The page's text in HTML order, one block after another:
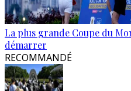
La plus grande Coupe du
démarrer
RECOMMANDÉ